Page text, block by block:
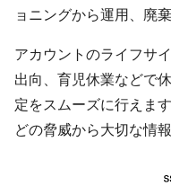
ョニングから運用、廃
アカウントのライフサ
出向、育児休業などで
定をスムーズに行えま
どの脅威から大切な情